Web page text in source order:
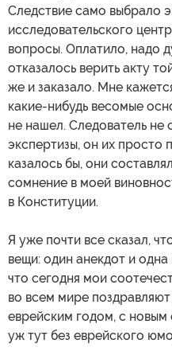
Следствие само выбрало
исследовательского
вопросы. Оплатило, надо
отказалось верить акту
же и заказало. Мне
какие-нибудь весомые
не нашел. Следователь не
экспертизы, он их просто
казалось бы, они
сомнение в моей
в Конституции.
Я уже почти все сказал,
вещи: один анекдот и
что сегодня мои
во всем мире
еврейским годом, с новым
уж тут без еврейского